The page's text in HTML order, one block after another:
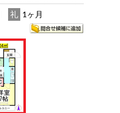
礼 1ヶ月